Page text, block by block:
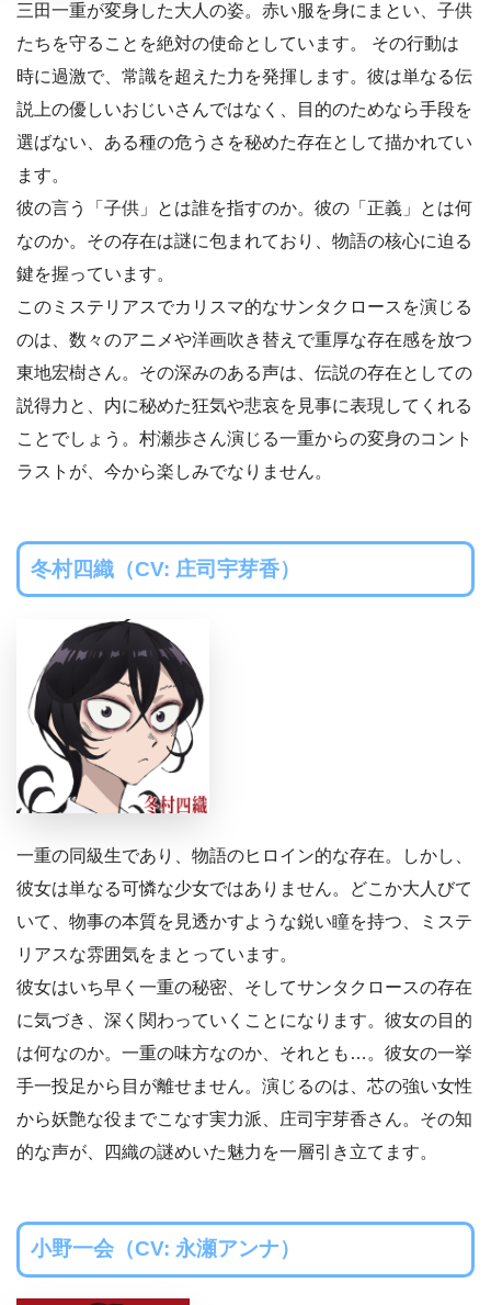
三田一重が変身した大人の姿。赤い服を身にまとい、子供
たちを守ることを絶対の使命としています。 その行動は
時に過激で、常識を超えた力を発揮します。彼は単なる伝
説上の優しいおじいさんではなく、目的のためなら手段を
選ばない、ある種の危うさを秘めた存在として描かれてい
ます。
彼の言う「子供」とは誰を指すのか。彼の「正義」とは何
なのか。その存在は謎に包まれており、物語の核心に迫る
鍵を握っています。
このミステリアスでカリスマ的なサンタクロースを演じる
のは、数々のアニメや洋画吹き替えで重厚な存在感を放つ
東地宏樹さん。その深みのある声は、伝説の存在としての
説得力と、内に秘めた狂気や悲哀を見事に表現してくれる
ことでしょう。村瀬歩さん演じる一重からの変身のコント
ラストが、今から楽しみでなりません。
冬村四織（CV: 庄司宇芽香）
一重の同級生であり、物語のヒロイン的な存在。しかし、
彼女は単なる可憐な少女ではありません。どこか大人びて
いて、物事の本質を見透かすような鋭い瞳を持つ、ミステ
リアスな雰囲気をまとっています。
彼女はいち早く一重の秘密、そしてサンタクロースの存在
に気づき、深く関わっていくことになります。彼女の目的
は何なのか。一重の味方なのか、それとも…。彼女の一挙
手一投足から目が離せません。演じるのは、芯の強い女性
から妖艶な役までこなす実力派、庄司宇芽香さん。その知
的な声が、四織の謎めいた魅力を一層引き立てます。
小野一会（CV: 永瀬アンナ）